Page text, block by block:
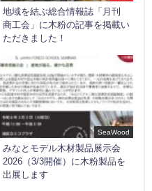
地域を結ぶ総合情報誌「月刊
商工会」に木粉の記事を掲載い
ただきました！
SeaWood
みなとモデル木材製品展示会
2026（3/3開催）に木粉製品を
出展します